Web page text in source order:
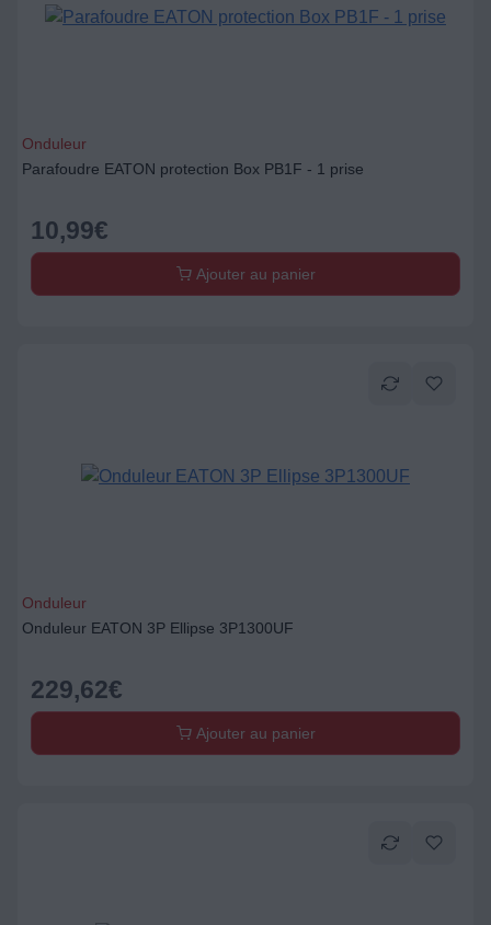
Onduleur
Parafoudre EATON protection Box PB1F - 1 prise
10,99€
Ajouter au panier
Onduleur
Onduleur EATON 3P Ellipse 3P1300UF
229,62€
Ajouter au panier